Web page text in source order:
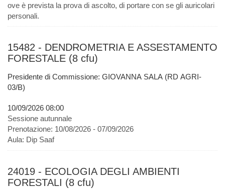
ove è prevista la prova di ascolto, di portare con se gli auricolari
personali.
15482 - DENDROMETRIA E ASSESTAMENTO
FORESTALE (8 cfu)
Presidente di Commissione: GIOVANNA SALA (RD AGRI-
03/B)
10/09/2026 08:00
Sessione autunnale
Prenotazione: 10/08/2026 - 07/09/2026
Aula: Dip Saaf
24019 - ECOLOGIA DEGLI AMBIENTI
FORESTALI (8 cfu)